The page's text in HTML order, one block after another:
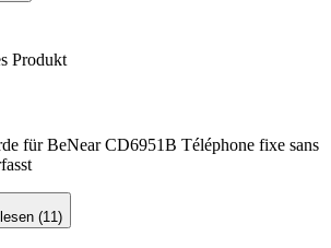
Produkt
für BeNear CD6951B Téléphone fixe sans
(11)